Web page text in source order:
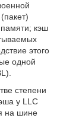
кэш
этого
одной
степени
у LLC
на шине